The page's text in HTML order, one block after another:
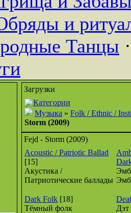
и
Танцы
Загрузки
Категории
Музыка » Folk / Ethnic /
Storm (2009)
Fejd - Storm (2009)
Acoustic / Patriotic Ballad
[15]
Акустика /
Патриотические баллады
Dark Folk [18]
Тёмный фолк
Дэт